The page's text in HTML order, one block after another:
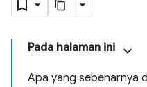
Pada halaman ini
Apa yang sebenarnya